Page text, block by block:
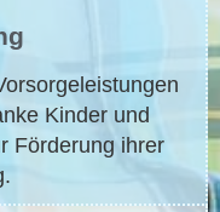
Kinder und
Förderung ihrer